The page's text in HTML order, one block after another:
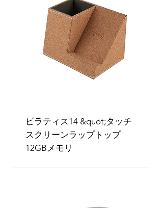
ピラティス14 &quot;タッチ
スクリーンラップトップ
12GBメモリ